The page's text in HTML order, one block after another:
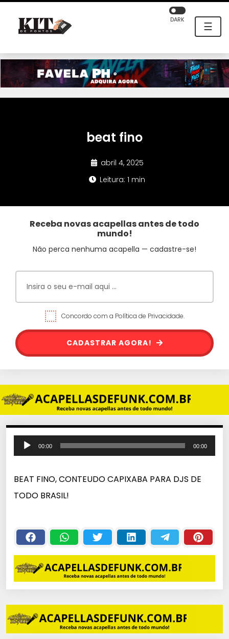
☰
DARK
beat fino
abril 4, 2025
Leitura: 1 min
Receba novas acapellas antes de todo
mundo!
Não perca nenhuma acapella — cadastre-se!
Concordo com a Política de Privacidade.
CADASTRAR AGORA!
o
a
d
e
á
u
i
o
00:00 00:00
BEAT FINO, CONTEUDO CAPIXABA PARA DJS DE
TODO BRASIL!